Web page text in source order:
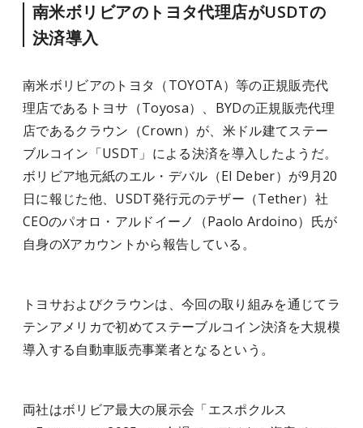
南米ボリビアのトヨタ代理店がUSDTの
決済導入
南米ボリビアのトヨタ（TOYOTA）等の正規販売代
理店であるトヨサ（Toyosa）、BYDの正規販売代理
店であるクラウン（Crown）が、米ドル建てステー
ブルコイン「USDT」による決済を導入したようだ。
ボリビア地元紙のエル・デバル（El Deber）が9月20
日に報じた他、USDT発行元のテザー（Tether）社
CEOのパオロ・アルドイーノ（Paolo Ardoino）氏が
自身のXアカウントから報告している。
トヨサおよびクラウンは、今回の取り組みを通じてラ
テンアメリカで初めてステーブルコイン決済を大規模
導入する自動車販売事業者となるという。
両社はボリビア最大の展示会「エスポクルス